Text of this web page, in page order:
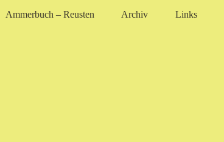
Ammerbuch – Reusten Archiv Links